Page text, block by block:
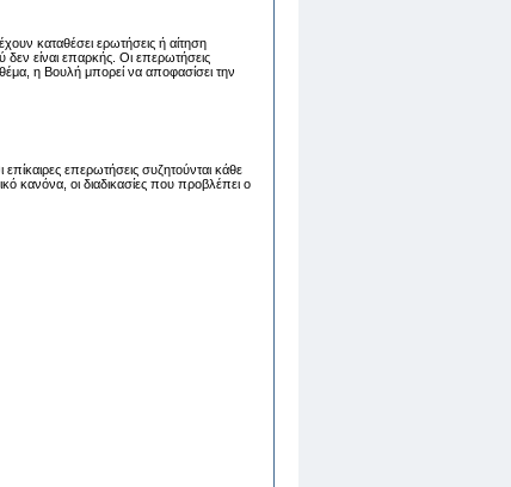
καταθέσει ερωτήσεις ή αίτηση
είναι επαρκής. Οι επερωτήσεις
η Βουλή μπορεί να αποφασίσει την
επερωτήσεις συζητούνται κάθε
κανόνα, οι διαδικασίες που προβλέπει ο